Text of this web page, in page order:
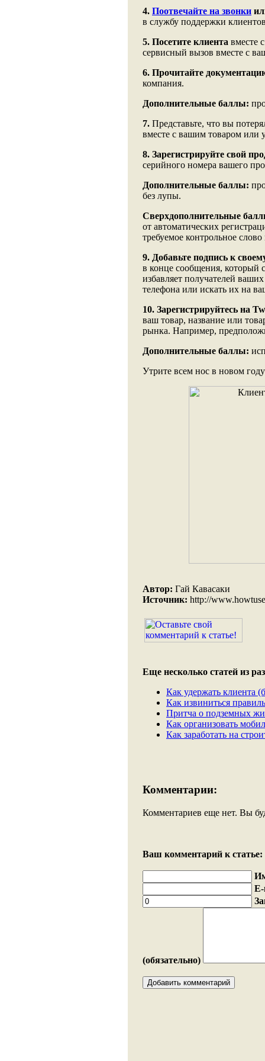
4. Поотвечайте на звонки
в службу поддержки
5. Посетите клиента вместе
сервисный вызов вместе с
6. Прочитайте
компания.
Дополнительные баллы:
7. Представьте, что вы
вместе с вашим товаром или
8. Зарегистрируйте свой
серийного номера вашего
Дополнительные баллы:
без лупы.
Сверхдополнительные
от автоматических
требуемое контрольное
9. Добавьте подпись к
в конце сообщения,
избавляет получателей
телефона или искать их на
10. Зарегистрируйтесь на
ваш товар, название или
рынка. Например,
Дополнительные баллы:
Утрите всем нос в новом
Автор: Гай Кавасаки
Источник: http://
Еще несколько статей из
Как удержать клиента
Как извиниться
Притча о подземных
Как организовать
Как заработать на
Комментарии:
Комментариев еще нет. Вы
Ваш комментарий к статье:
(обязательно)